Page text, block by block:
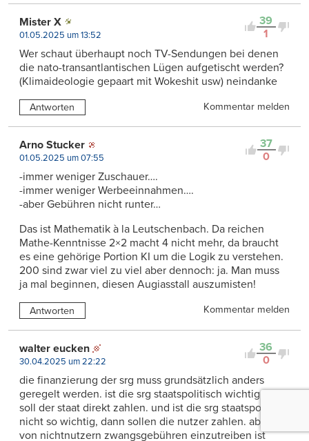
39
1
Mister X
01.05.2025 um 13:52
Wer schaut überhaupt noch TV-Sendungen bei denen
die nato-transantlantischen Lügen aufgetischt werden?
(Klimaideologie gepaart mit Wokeshit usw) neindanke
Antworten Kommentar melden
37
0
Arno Stucker
01.05.2025 um 07:55
-immer weniger Zuschauer….
-immer weniger Werbeeinnahmen….
-aber Gebühren nicht runter…
Das ist Mathematik à la Leutschenbach. Da reichen
Mathe-Kenntnisse 2×2 macht 4 nicht mehr, da braucht
es eine gehörige Portion KI um die Logik zu verstehen.
200 sind zwar viel zu viel aber dennoch: ja. Man muss
ja mal beginnen, diesen Augiasstall auszumisten!
Antworten Kommentar melden
36
0
walter eucken
30.04.2025 um 22:22
die finanzierung der srg muss grundsätzlich anders
geregelt werden. ist die srg staatspolitisch wichtig, dann
soll der staat direkt zahlen. und ist die srg staatspolitisch
nicht so wichtig, dann sollen die nutzer zahlen. aber
von nichtnutzern zwangsgebühren einzutreiben ist